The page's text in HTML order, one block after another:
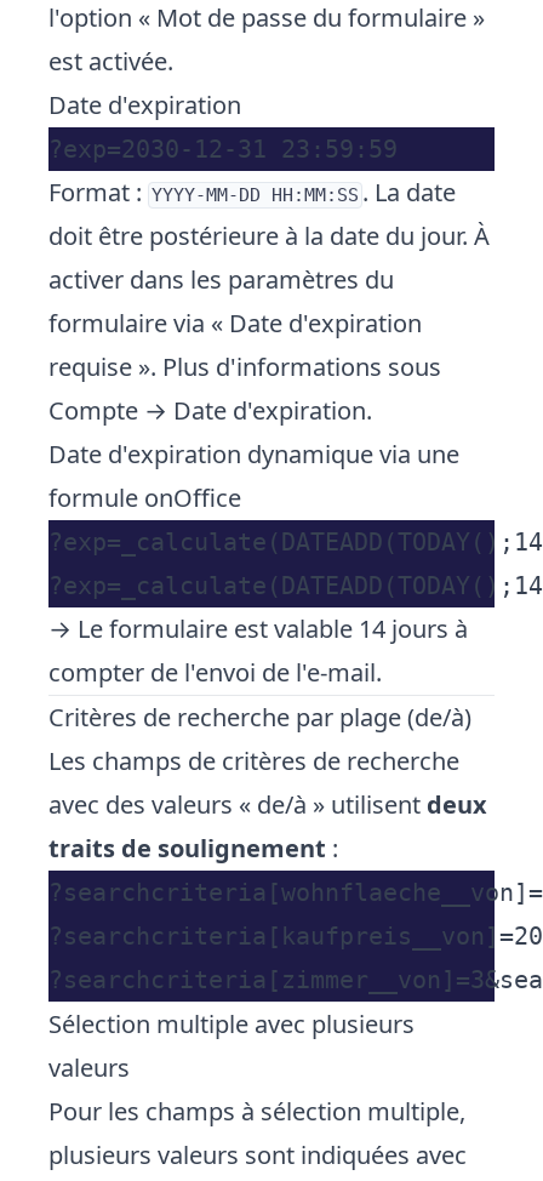
l'option « Mot de passe du formulaire »
est activée.
Date d'expiration
Format : YYYY-MM-DD HH:MM:SS . La date
doit être postérieure à la date du jour. À
activer dans les paramètres du
formulaire via « Date d'expiration
requise ». Plus d'informations sous
Compte → Date d'expiration.
Date d'expiration dynamique via une
formule onOffice
→ Le formulaire est valable 14 jours à
compter de l'envoi de l'e-mail.
Critères de recherche par plage (de/à)
Les champs de critères de recherche
avec des valeurs « de/à » utilisent deux
traits de soulignement :
Sélection multiple avec plusieurs
valeurs
Pour les champs à sélection multiple,
plusieurs valeurs sont indiquées avec